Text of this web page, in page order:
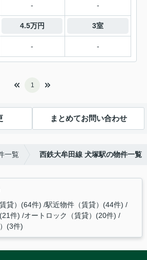
- -
4.5万円 3室
- -
1
まとめてお問い合わせ
一覧 西鉄大牟田線 犬塚駅の物件一覧
貸）(64件) 駅近物件（賃貸）(44件)
件) オートロック（賃貸）(20件)
(3件)